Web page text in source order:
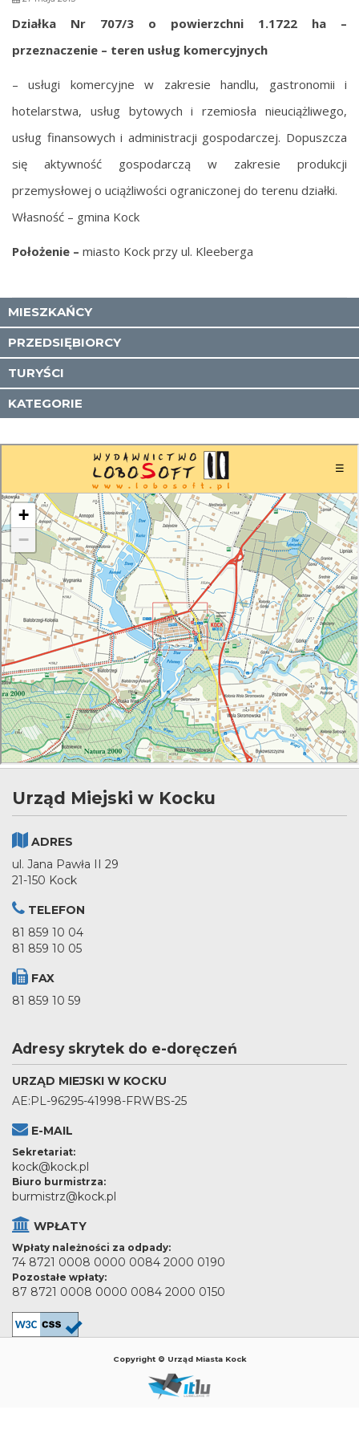
Działka Nr 707/3 o powierzchni 1.1722 ha –
przeznaczenie – teren usług komercyjnych
– usługi komercyjne w zakresie handlu, gastronomii i
hotelarstwa, usług bytowych i rzemiosła nieuciążliwego,
usług finansowych i administracji gospodarczej. Dopuszcza
się aktywność gospodarczą w zakresie produkcji
przemysłowej o uciążliwości ograniczonej do terenu działki.
Własność – gmina Kock
Położenie – miasto Kock przy ul. Kleeberga
MIESZKAŃCY
PRZEDSIĘBIORCY
TURYŚCI
KATEGORIE
Urząd Miejski w Kocku
ADRES
ul. Jana Pawła II 29
21-150 Kock
TELEFON
81 859 10 04
81 859 10 05
FAX
81 859 10 59
Adresy skrytek do e-doręczeń
URZĄD MIEJSKI W KOCKU
AE:PL-96295-41998-FRWBS-25
E-MAIL
Sekretariat:
kock@kock.pl
Biuro burmistrza:
burmistrz@kock.pl
WPŁATY
Wpłaty należności za odpady:
74 8721 0008 0000 0084 2000 0190
Pozostałe wpłaty:
87 8721 0008 0000 0084 2000 0150
Copyright © Urząd Miasta Kock